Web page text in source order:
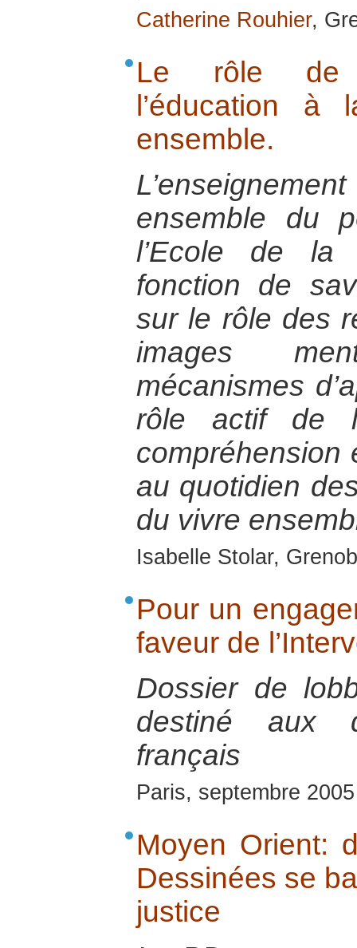
Catherine Rouhier,
Le rôle de
l’éducation
ensemble.
ensemble du
l’Ecole de la
fonction de
sur le rôle des
images
mécanismes
rôle actif de
compréhension
au quotidien
du vivre
Isabelle Stolar,
Pour un
faveur de
Dossier de
destiné aux
français
Paris, septembre 2005
Moyen Orient:
Dessinées se
justice